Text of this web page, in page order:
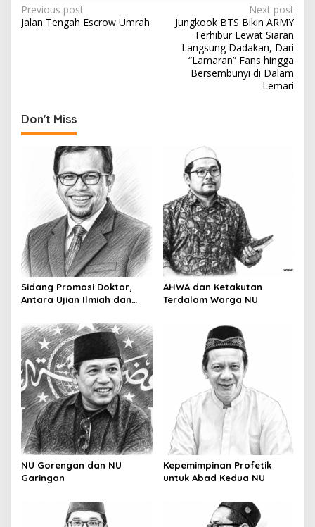
P
o
a
v
o
n
Previous post
Jalan Tengah Escrow Umrah
Next post
Jungkook BTS Bikin ARMY
Terhibur Lewat Siaran
Langsung Dadakan, Dari
“Lamaran” Fans hingga
Bersembunyi di Dalam
Lemari
Don't Miss
Sidang Promosi Doktor,
Antara Ujian Ilmiah dan
AHWA dan Ketakutan
Terdalam Warga NU
NU Gorengan dan NU
Garingan
Kepemimpinan Profetik
untuk Abad Kedua NU